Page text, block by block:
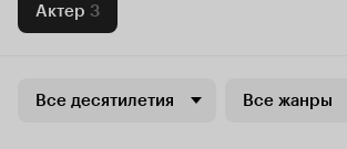
Актер 3
Все десятилетия Все жанры